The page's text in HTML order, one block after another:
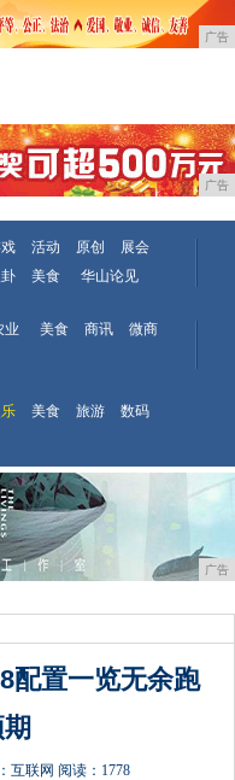
广告
广告
活动 原创
展会
美食 华山论见
业 美食 商讯
微商
美食 旅游
数码
广告
配置一览无余跑
互联网 阅读：1778